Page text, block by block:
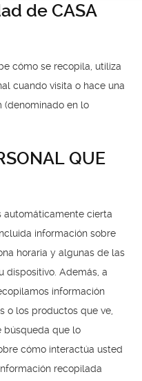
de CASA
cómo se recopila, utiliza
cuando visita o hace una
(denominado en lo
QUE
automáticamente cierta
información sobre
horaria y algunas de las
dispositivo. Además, a
información
o los productos que ve,
búsqueda que lo
cómo interactúa usted
recopilada